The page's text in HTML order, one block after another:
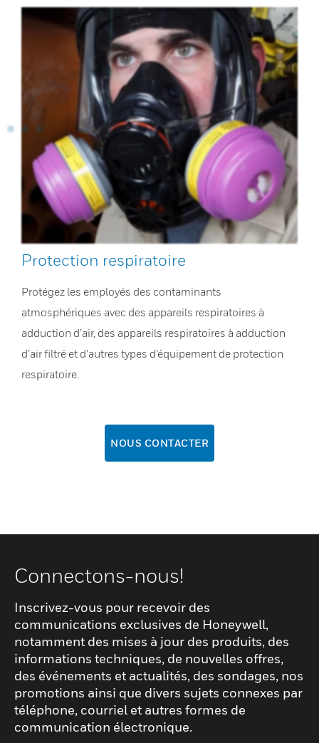
Protection respiratoire
Protégez les employés des contaminants
atmosphériques avec des appareils respiratoires à
adduction d’air, des appareils respiratoires à adduction
d’air filtré et d’autres types d’équipement de protection
respiratoire.
NOUS CONTACTER
Connectons-nous!
Inscrivez-vous pour recevoir des
communications exclusives de Honeywell,
notamment des mises à jour des produits, des
informations techniques, de nouvelles offres,
des événements et actualités, des sondages, nos
promotions ainsi que divers sujets connexes par
téléphone, courriel et autres formes de
communication électronique.